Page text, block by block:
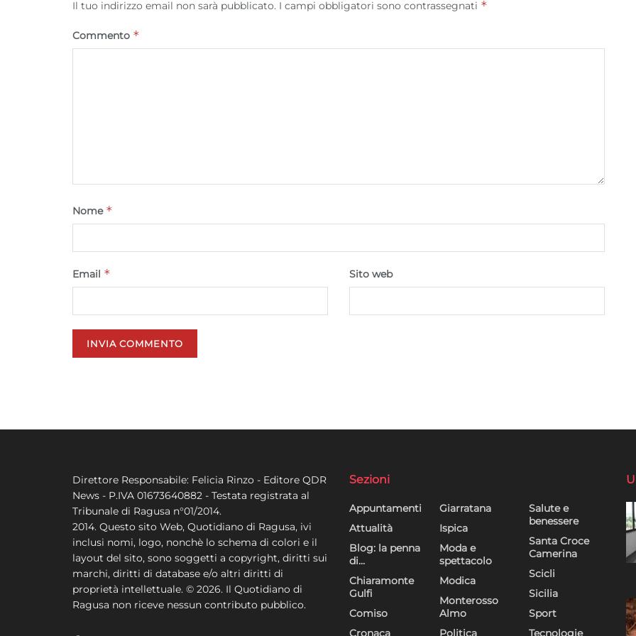
correggere errori, Erogare e presentare
scelte sulla privacy.
Il tuo indirizzo email non sarà pubblicato. I campi obbligatori sono contrassegnati *
Commento *
Nome *
Email * Sito web
Direttore Responsabile: Felicia Rinzo - Editore QDR
News - P.IVA 01673640882 - Testata registrata al
Tribunale di Ragusa n°01/2014.
2014. Questo sito Web, Quotidiano di Ragusa, ivi
inclusi nomi, logo, nonchè lo schema di colori e il
layout del sito, sono soggetti a copyright, diritti sui
marchi, diritti di database e/o altri diritti di
proprietà intellettuale. © 2026. Il Quotidiano di
Ragusa non riceve nessun contributo pubblico.
Sezioni
Appuntamenti
Attualità
Blog: la penna
di…
Chiaramonte
Gulfi
Comiso
Cronaca
Giarratana
Ispica
Moda e
spettacolo
Modica
Monterosso
Almo
Politica
Salute e
benessere
Santa Croce
Camerina
Scicli
Sicilia
Sport
Tecnologie